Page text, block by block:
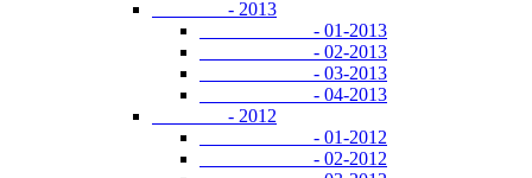
- 2013
- 01-2013
- 02-2013
- 03-2013
- 04-2013
- 2012
- 01-2012
- 02-2012